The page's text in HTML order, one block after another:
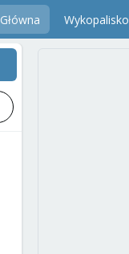
Główna Wykopalisko